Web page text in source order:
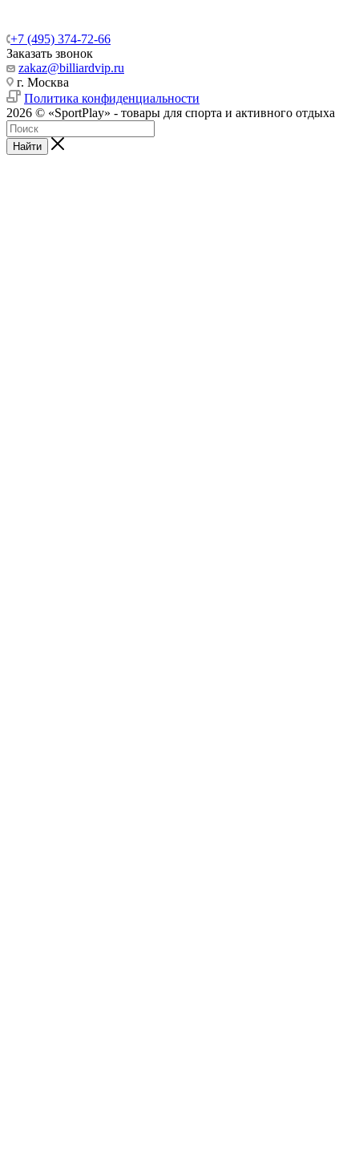
+7 (495) 374-72-66
Заказать звонок
zakaz@billiardvip.ru
г. Москва
Политика конфиденциальности
2026 © «SportPlay» - товары для спорта и активного отдыха
Найти